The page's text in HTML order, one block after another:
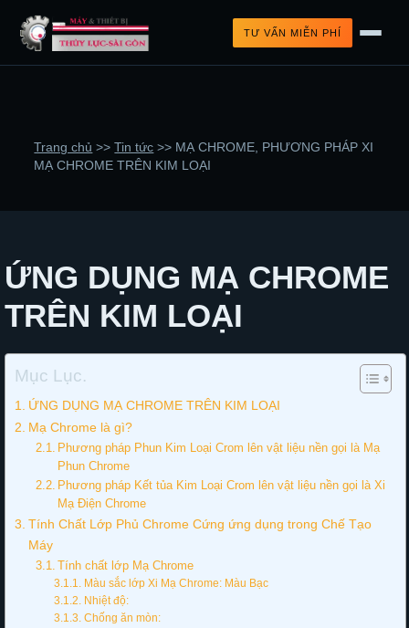
TƯ VẤN MIỄN PHÍ
Trang chủ >>Tin tức >> MẠ CHROME, PHƯƠNG PHÁP XI
MẠ CHROME TRÊN KIM LOẠI
ỨNG DỤNG MẠ CHROME
TRÊN KIM LOẠI
Mục Lục.
ỨNG DỤNG MẠ CHROME TRÊN KIM LOẠI
Mạ Chrome là gì?
Phương pháp Phun Kim Loại Crom lên vật liệu nền gọi là Mạ
Phun Chrome
Phương pháp Kết tủa Kim Loại Crom lên vật liệu nền gọi là Xi
Mạ Điện Chrome
Tính Chất Lớp Phủ Chrome Cứng ứng dụng trong Chế Tạo
Máy
Tính chất lớp Mạ Chrome
Màu sắc lớp Xi Mạ Chrome: Màu Bạc
Nhiệt độ:
Chống ăn mòn: